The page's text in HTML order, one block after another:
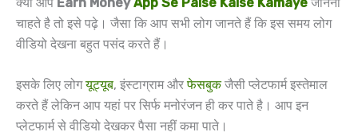
चाहते है तो इसे पढ़े। जैसा कि आप सभी लोग जानते हैं कि इस समय लोग
वीडियो देखना बहुत पसंद करते हैं।
इसके लिए लोगयूट्यूब, इंस्टाग्राम औरफेसबुकजैसी प्लेटफार्म इस्तेमाल
करते हैं लेकिन आप यहां पर सिर्फ मनोरंजन ही कर पाते है। आप इन
प्लेटफार्म से वीडियो देखकर पैसा नहीं कमा पाते।